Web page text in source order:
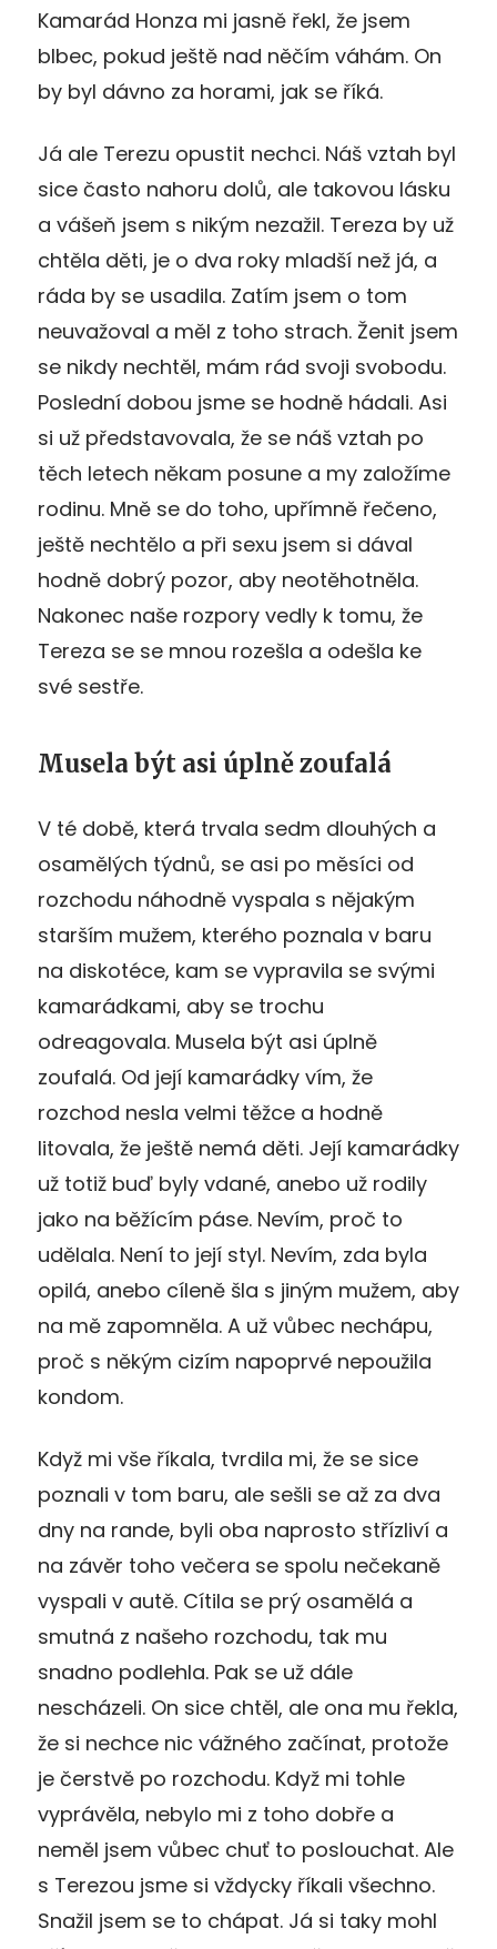
Kamarád Honza mi jasně řekl, že jsem
blbec, pokud ještě nad něčím váhám. On
by byl dávno za horami, jak se říká.
Já ale Terezu opustit nechci. Náš vztah byl
sice často nahoru dolů, ale takovou lásku
a vášeň jsem s nikým nezažil. Tereza by už
chtěla děti, je o dva roky mladší než já, a
ráda by se usadila. Zatím jsem o tom
neuvažoval a měl z toho strach. Ženit jsem
se nikdy nechtěl, mám rád svoji svobodu.
Poslední dobou jsme se hodně hádali. Asi
si už představovala, že se náš vztah po
těch letech někam posune a my založíme
rodinu. Mně se do toho, upřímně řečeno,
ještě nechtělo a při sexu jsem si dával
hodně dobrý pozor, aby neotěhotněla.
Nakonec naše rozpory vedly k tomu, že
Tereza se se mnou rozešla a odešla ke
své sestře.
Musela být asi úplně zoufalá
V té době, která trvala sedm dlouhých a
osamělých týdnů, se asi po měsíci od
rozchodu náhodně vyspala s nějakým
starším mužem, kterého poznala v baru
na diskotéce, kam se vypravila se svými
kamarádkami, aby se trochu
odreagovala. Musela být asi úplně
zoufalá. Od její kamarádky vím, že
rozchod nesla velmi těžce a hodně
litovala, že ještě nemá děti. Její kamarádky
už totiž buď byly vdané, anebo už rodily
jako na běžícím páse. Nevím, proč to
udělala. Není to její styl. Nevím, zda byla
opilá, anebo cíleně šla s jiným mužem, aby
na mě zapomněla. A už vůbec nechápu,
proč s někým cizím napoprvé nepoužila
kondom.
Když mi vše říkala, tvrdila mi, že se sice
poznali v tom baru, ale sešli se až za dva
dny na rande, byli oba naprosto střízliví a
na závěr toho večera se spolu nečekaně
vyspali v autě. Cítila se prý osamělá a
smutná z našeho rozchodu, tak mu
snadno podlehla. Pak se už dále
nescházeli. On sice chtěl, ale ona mu řekla,
že si nechce nic vážného začínat, protože
je čerstvě po rozchodu. Když mi tohle
vyprávěla, nebylo mi z toho dobře a
neměl jsem vůbec chuť to poslouchat. Ale
s Terezou jsme si vždycky říkali všechno.
Snažil jsem se to chápat. Já si taky mohl